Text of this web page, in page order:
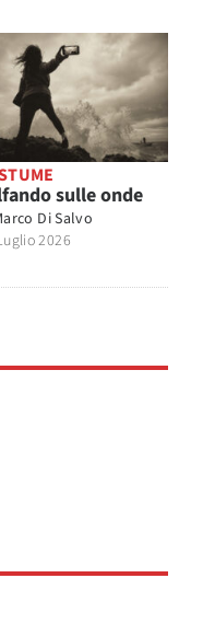
sulle onde
Di Salvo
2026